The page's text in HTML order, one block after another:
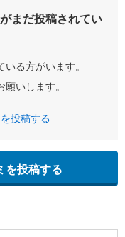
まだ投稿されてい
る方がいます。
いします。
投稿する
を投稿する